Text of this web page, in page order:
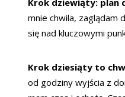
mnie chwila, zaglądam
się nad kluczowymi
Krok dziesiąty to
od godziny wyjścia z